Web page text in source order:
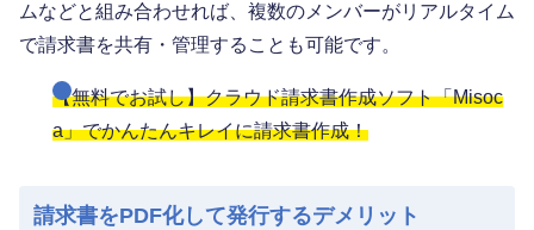
ムなどと組み合わせれば、複数のメンバーがリアルタイム
で請求書を共有・管理することも可能です。
【無料でお試し】クラウド請求書作成ソフト「Misoc
a」でかんたんキレイに請求書作成！
請求書をPDF化して発行するデメリット